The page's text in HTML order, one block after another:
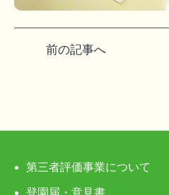
ビ
ゲ
前の記事へ
第三者評価事業について